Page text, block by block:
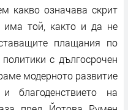
какво означава скрит
има той, както и да не
плащания по
с дългосрочен
модерното развитие
благоденствието на